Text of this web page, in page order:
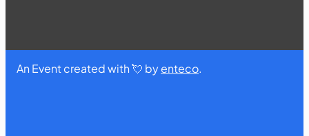
An Event created with 💘 byenteco.